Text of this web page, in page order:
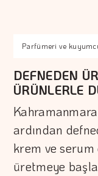
Parfümeri ve
DEFNEDEN
ÜRÜNLERLE
ardından
krem ve
üretmeye